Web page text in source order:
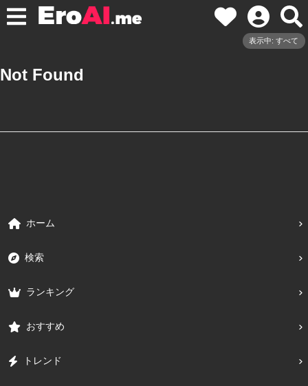
表示中: すべて
Not Found
ホーム
検索
ランキング
おすすめ
トレンド